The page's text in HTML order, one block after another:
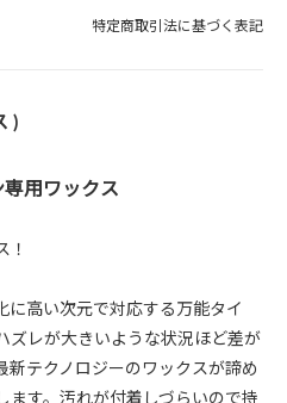
特定商取引法に基づく表記
)
用ワックス
！
に高い次元で対応する万能タイ
ズレが大きいような状況ほど差が
新テクノロジーのワックスが諦め
ます。汚れが付着しづらいので持